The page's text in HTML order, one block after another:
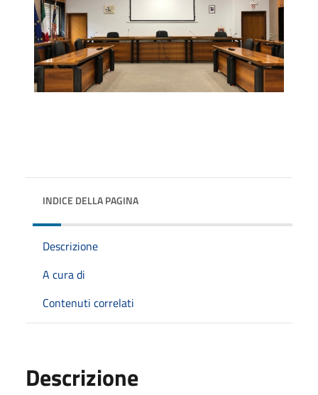
INDICE DELLA PAGINA
Descrizione
A cura di
Contenuti correlati
Descrizione